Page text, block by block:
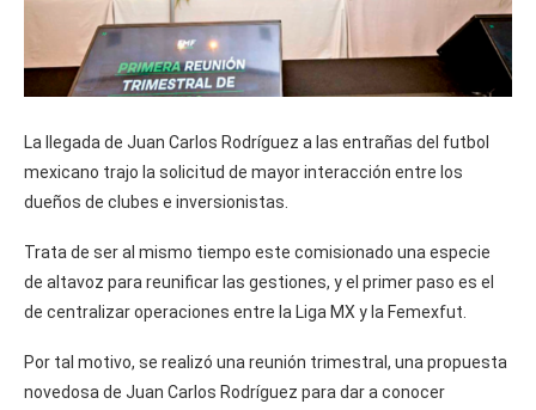
La llegada de Juan Carlos Rodríguez a las entrañas del futbol
mexicano trajo la solicitud de mayor interacción entre los
dueños de clubes e inversionistas.
Trata de ser al mismo tiempo este comisionado una especie
de altavoz para reunificar las gestiones, y el primer paso es el
de centralizar operaciones entre la Liga MX y la Femexfut.
Por tal motivo, se realizó una reunión trimestral, una propuesta
novedosa de Juan Carlos Rodríguez para dar a conocer